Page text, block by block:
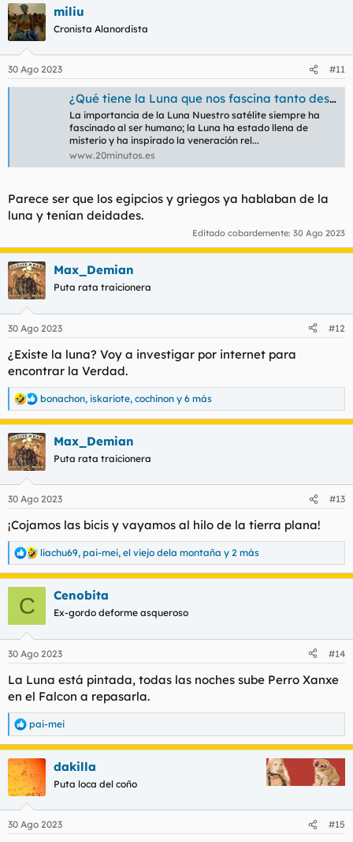
c
c
i
e
s
miliu
Cronista Alanordista
30 Ago 2023 #11
¿Qué tiene la Luna que nos fascina tanto desde la Antigüedad hasta nuestros días?
La importancia de la Luna Nuestro satélite siempre ha
fascinado al ser humano; la Luna ha estado llena de
misterio y ha inspirado la veneración rel...
www.20minutos.es
Parece ser que los egipcios y griegos ya hablaban de la
luna y tenían deidades.
Editado cobardemente: 30 Ago 2023
Max_Demian
Puta rata traicionera
30 Ago 2023 #12
¿Existe la luna? Voy a investigar por internet para
encontrar la Verdad.
R
e
a
c
c
i
e
:
bonachon, iskariote, cochinon y 6 más
Max_Demian
Puta rata traicionera
30 Ago 2023 #13
¡Cojamos las bicis y vayamos al hilo de la tierra plana!
R
e
e
:
liachu69, pai-mei, el viejo dela montaña y 2 más
C Cenobita
Ex-gordo deforme asqueroso
30 Ago 2023 #14
La Luna está pintada, todas las noches sube Perro Xanxe
en el Falcon a repasarla.
R
e
a
c
c
i
e
pai-mei
dakilla
Puta loca del coño
30 Ago 2023 #15